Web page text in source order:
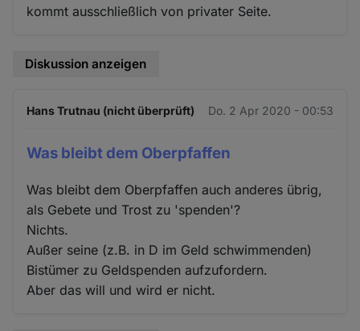
kommt ausschließlich von privater Seite.
Diskussion anzeigen
Hans Trutnau (nicht überprüft) Do. 2 Apr 2020 - 00:53
Was bleibt dem Oberpfaffen
Was bleibt dem Oberpfaffen auch anderes übrig,
als Gebete und Trost zu 'spenden'?
Nichts.
Außer seine (z.B. in D im Geld schwimmenden)
Bistümer zu Geldspenden aufzufordern.
Aber das will und wird er nicht.